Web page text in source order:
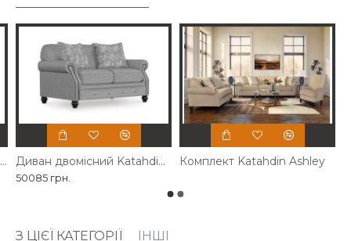
Крісло акцентне Katahdin Ashley Диван двомісний Katahdin Ashley
50085 грн.
Комплект Katahdin Ashley
З ЦІЄЇ КАТЕГОРІЇ ІНШІ